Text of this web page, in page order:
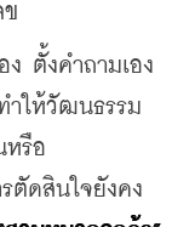
ตั้งคำถามเอง
ำให้วัฒนธรรม
หรือ
ตัดสินใจยังคง